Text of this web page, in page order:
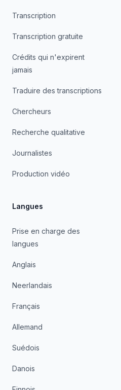
Transcription
Transcription gratuite
Crédits qui n'expirent
jamais
Traduire des transcriptions
Chercheurs
Recherche qualitative
Journalistes
Production vidéo
Langues
Prise en charge des
langues
Anglais
Neerlandais
Français
Allemand
Suédois
Danois